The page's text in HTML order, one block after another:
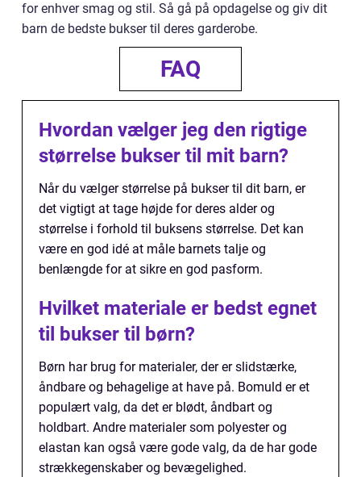
for enhver smag og stil. Så gå på opdagelse og giv dit
barn de bedste bukser til deres garderobe.
FAQ
Hvordan vælger jeg den rigtige
størrelse bukser til mit barn?
Når du vælger størrelse på bukser til dit barn, er
det vigtigt at tage højde for deres alder og
størrelse i forhold til buksens størrelse. Det kan
være en god idé at måle barnets talje og
benlængde for at sikre en god pasform.
Hvilket materiale er bedst egnet
til bukser til børn?
Børn har brug for materialer, der er slidstærke,
åndbare og behagelige at have på. Bomuld er et
populært valg, da det er blødt, åndbart og
holdbart. Andre materialer som polyester og
elastan kan også være gode valg, da de har gode
strækkegenskaber og bevægelighed.